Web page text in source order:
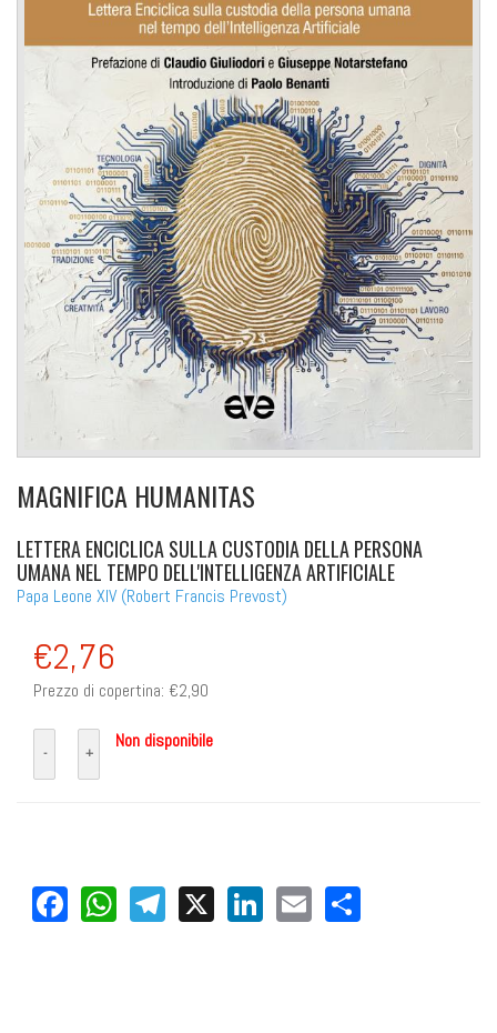
MAGNIFICA HUMANITAS
LETTERA ENCICLICA SULLA CUSTODIA DELLA PERSONA
UMANA NEL TEMPO DELL'INTELLIGENZA ARTIFICIALE
Papa Leone XIV (Robert Francis Prevost)
€2,76
Prezzo di copertina: €2,90
Non disponibile
Facebook
WhatsApp
Telegram
X LinkedIn
Email